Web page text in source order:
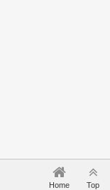
Home Top